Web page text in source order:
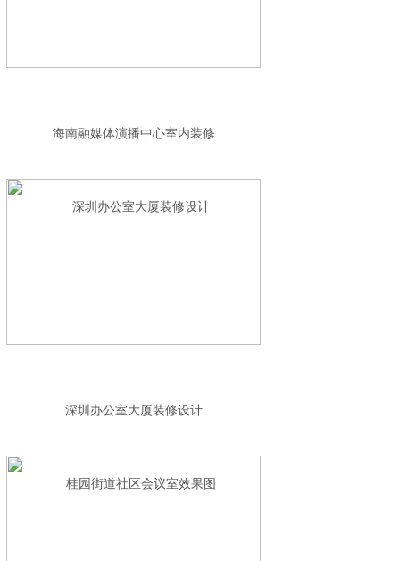
海南融媒体演播中心室内装修
深圳办公室大厦装修设计